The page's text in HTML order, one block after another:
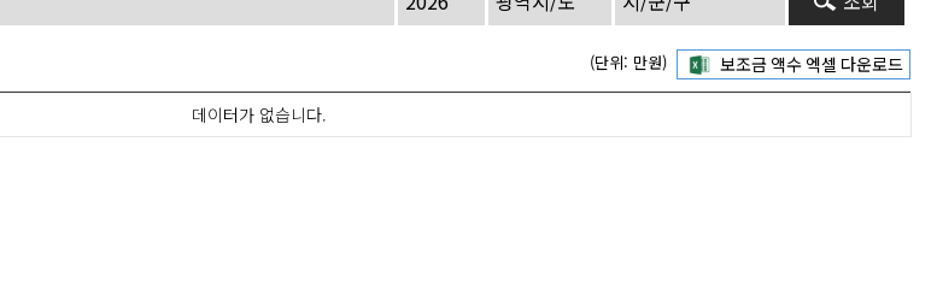
(단위: 만원)
데이터가 없습니다.